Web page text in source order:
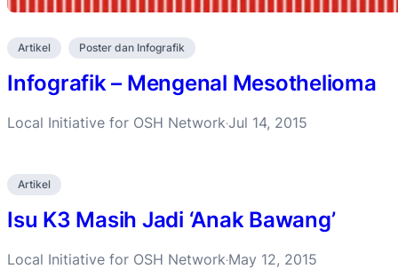
Artikel Poster dan Infografik
Infografik – Mengenal Mesothelioma
Local Initiative for OSH Network·Jul 14, 2015
Artikel
Isu K3 Masih Jadi ‘Anak Bawang’
Local Initiative for OSH Network·May 12, 2015